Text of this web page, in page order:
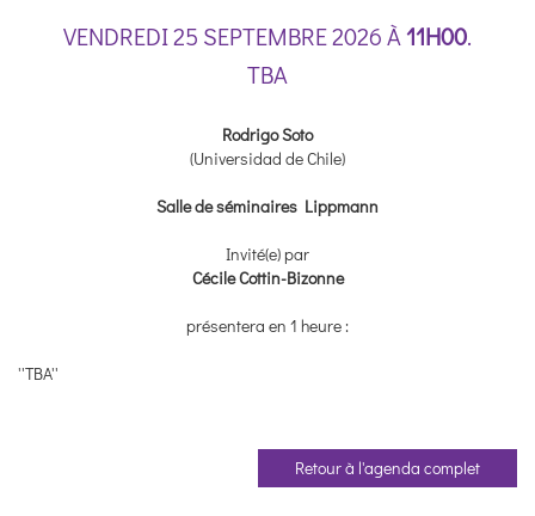
VENDREDI 25 SEPTEMBRE 2026 À11H00.
TBA
Rodrigo Soto
(Universidad de Chile)
Salle de séminaires Lippmann
Invité(e) par
Cécile Cottin-Bizonne
présentera en 1 heure :
''TBA''
Retour à l'agenda complet